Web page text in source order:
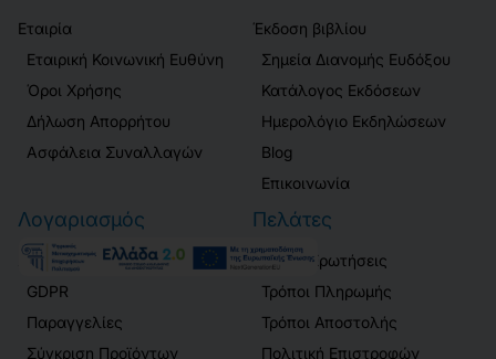
Εταιρία
Εταιρική Κοινωνική Ευθύνη
Όροι Χρήσης
Δήλωση Απορρήτου
Ασφάλεια Συναλλαγών
Έκδοση βιβλίου
Σημεία Διανομής Ευδόξου
Κατάλογος Εκδόσεων
Ημερολόγιο Εκδηλώσεων
Blog
Επικοινωνία
Λογαριασμός
Σύνδεση / Εγγραφή
GDPR
Παραγγελίες
Σύγκριση Προϊόντων
Πελάτες
Συχνές Ερωτήσεις
Τρόποι Πληρωμής
Τρόποι Αποστολής
Πολιτική Επιστροφών